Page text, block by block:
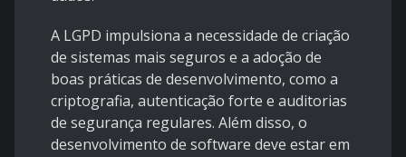
A LGPD impulsiona a necessidade de criação
de sistemas mais seguros e a adoção de
boas práticas de desenvolvimento, como a
criptografia, autenticação forte e auditorias
de segurança regulares. Além disso, o
desenvolvimento de software deve estar em